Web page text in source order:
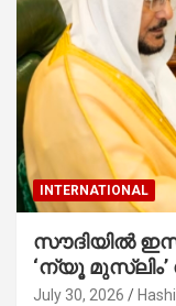
INTERNATIONAL
സൗദിയില്‍
‘ന്യൂ മുസ്ലിം’
ആരംഭിച്ചു
July 30, 2026